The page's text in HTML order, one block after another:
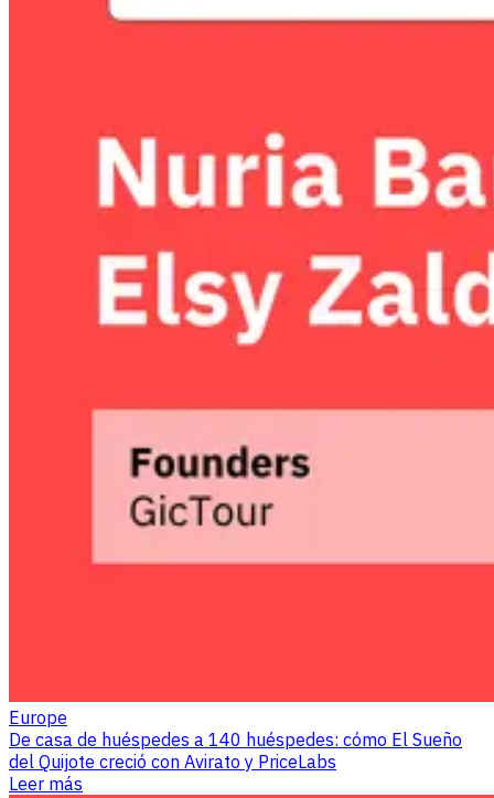
Europe
De casa de huéspedes a 140 huéspedes: cómo El Sueño
del Quijote creció con Avirato y PriceLabs
Leer más